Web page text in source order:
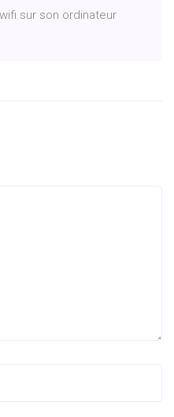
sur son ordinateur